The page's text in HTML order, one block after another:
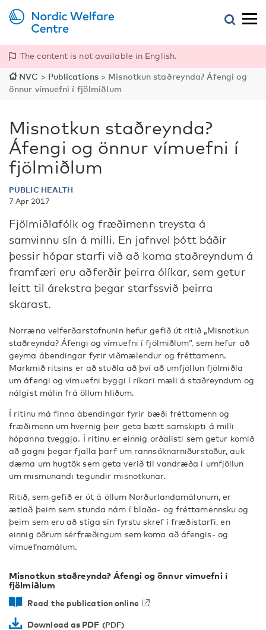
The content is not available in English.
NVC > Publications> Misnotkun staðreynda? Áfengi og
önnur vímuefni í fjölmiðlum
Misnotkun staðreynda?
Áfengi og önnur vímuefni í
fjölmiðlum
PUBLIC HEALTH
7 Apr 2017
Fjölmiðlafólk og fræðimenn treysta á
samvinnu sín á milli. En jafnvel þótt báðir
þessir hópar starfi við að koma staðreyndum á
framfæri eru aðferðir þeirra ólíkar, sem getur
leitt til árekstra þegar starfssvið þeirra
skarast.
Norræna velferðarstofnunin hefur gefið út ritið „Misnotkun
staðreynda? Áfengi og vímuefni í fjölmiðlum“, sem hefur að
geyma ábendingar fyrir viðmælendur og fréttamenn.
Markmið ritsins er að stuðla að því að umfjöllun fjölmiðla
um áfengi og vímuefni byggi í ríkari mæli á staðreyndum og
nálgist málin frá öllum hliðum.
Í ritinu má finna ábendingar fyrir bæði fréttamenn og
fræðimenn um hvernig þeir geta bætt samskipti á milli
hópanna tveggja. Í ritinu er einnig orðalisti sem getur komið
að gagni þegar fjalla þarf um rannsóknarniðurstöður, auk
dæma um hugtök sem geta verið til vandræða í umfjöllun
um mismunandi tegundir misnotkunar.
Ritið, sem gefið er út á öllum Norðurlandamálunum, er
ætlað þeim sem stunda nám í blaða- og fréttamennsku og
þeim sem eru að stíga sín fyrstu skref í fræðistarfi, en
einnig öðrum sérfræðingum sem koma að áfengis- og
vímuefnamálum.
Misnotkun staðreynda? Áfengi og önnur vímuefni í
fjölmiðlum
Read the publication online
Download as PDF